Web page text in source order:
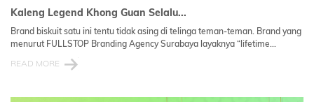
Kaleng Legend Khong Guan Selalu...
Brand biskuit satu ini tentu tidak asing di telinga teman-teman. Brand yang
menurut FULLSTOP Branding Agency Surabaya layaknya “lifetime...
READ MORE